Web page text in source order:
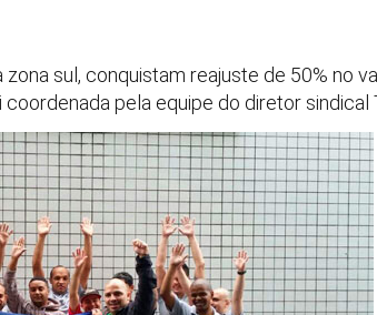
sul, conquistam reajuste de 50% no
pela equipe do diretor sindical